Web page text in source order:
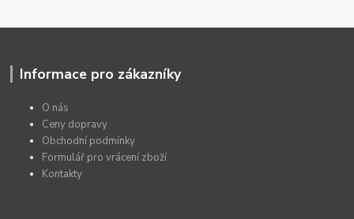
Informace pro zákazníky
O nás
Ceny dopravy
Obchodní podmínky
Formulář pro vrácení zboží
Kontakty